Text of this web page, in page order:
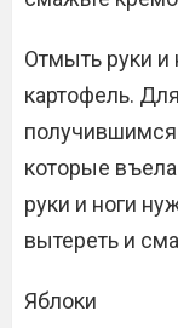
Отмыть руки и
картофель.
получившимся
которые
руки и ноги
вытереть и
Яблоки